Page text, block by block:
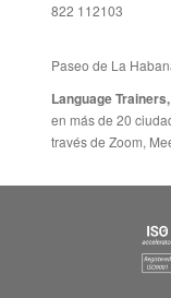
822 112103
Paseo de La
Language Trainers,
en más de 20
través de Zoom,